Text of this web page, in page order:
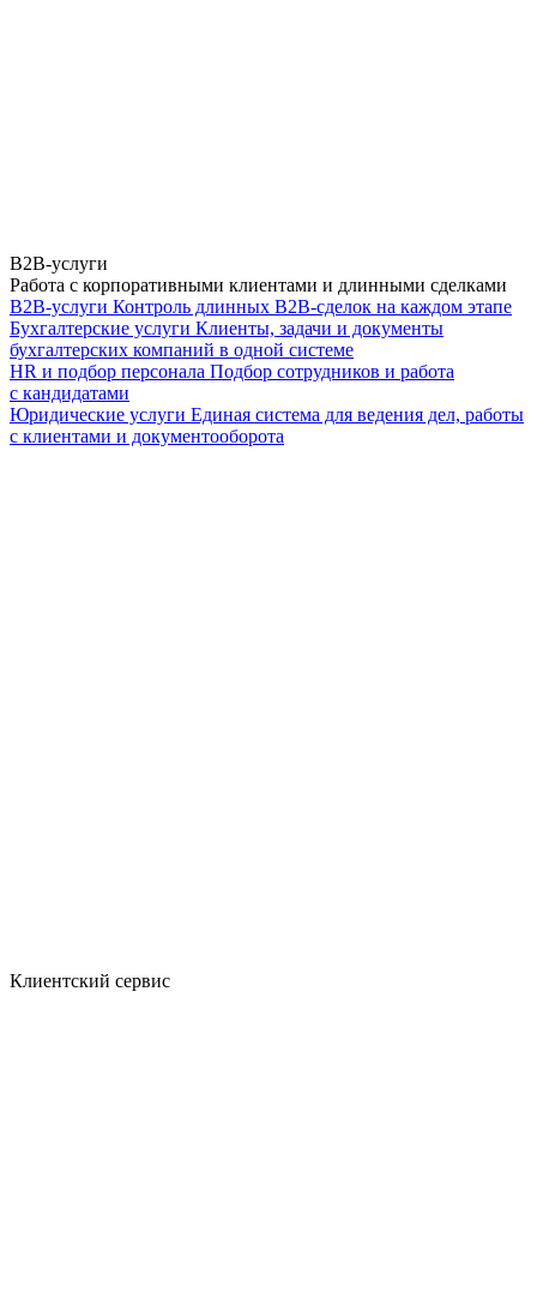
B2B-услуги
Работа с корпоративными клиентами и длинными сделками
B2B-услуги Контроль длинных B2B-сделок на каждом этапе
Бухгалтерские услуги Клиенты, задачи и документы
бухгалтерских компаний в одной системе
HR и подбор персонала Подбор сотрудников и работа
с кандидатами
Юридические услуги Единая система для ведения дел, работы
с клиентами и документооборота
Клиентский сервис